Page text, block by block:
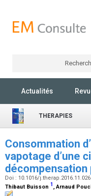
Actualités
THERAPIES
Consommation
vapotage d’une
décompensation
Doi : 10.1016/j.therap.2016.11.026
Thibaut Buisson 1 , Arnaud